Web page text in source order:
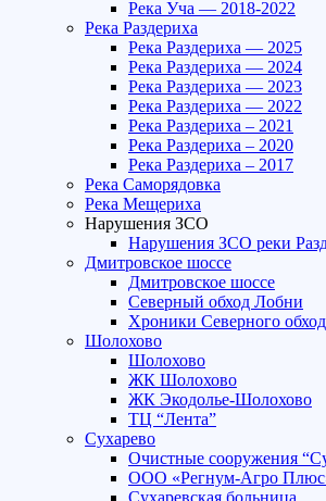
Река Уча — 2018-2022
Река Раздериха
Река Раздериха — 2025
Река Раздериха — 2024
Река Раздериха — 2023
Река Раздериха — 2022
Река Раздериха – 2021
Река Раздериха – 2020
Река Раздериха – 2017
Река Саморядовка
Река Мещериха
Нарушения ЗСО
Нарушения ЗСО реки
Дмитровское шоссе
Дмитровское шоссе
Северный обход Лобни
Хроники Северного
Шолохово
Шолохово
ЖК Шолохово
ЖК Экодолье-Шолохово
ТЦ “Лента”
Сухарево
Очистные сооружения
ООО «Регнум-Агро
Сухаревская больница